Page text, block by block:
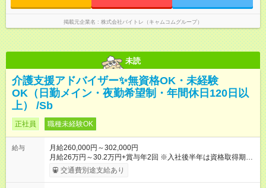
掲載元企業名 株式会社バイトレ（キャムコムグループ）
未読
介護支援アドバイザー✨無資格OK・未経験
OK（日勤メイン・夜勤希望制・年間休日120日以
上） /Sb
正社員 職種未経験OK
給与
月給260,000円～302,000円
月給26万円～30.2万円+賞与年2回 ※入社後半年は資格取得期間
として研修月給22.9万円～になる場合がございます。 （保有資
格・経験等により変動） 【入社後のモデル月収】 ［入社］ 無
交通費別途支給あり